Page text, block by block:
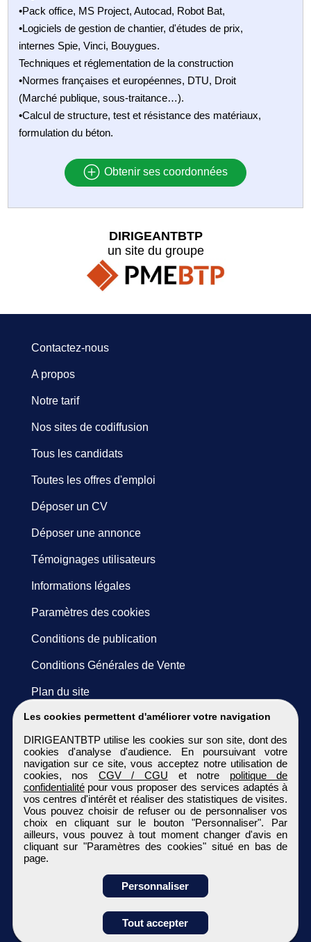
Obtenir ses
coordonnées
•Pack office, MS Project, Autocad, Robot Bat,
•Logiciels de gestion de chantier, d'études de prix,
internes Spie, Vinci, Bouygues.
Techniques et réglementation de la construction
•Normes françaises et européennes, DTU, Droit
(Marché publique, sous-traitance…).
•Calcul de structure, test et résistance des matériaux,
formulation du béton.
Obtenir ses coordonnées
Les cookies permettent d'améliorer votre navigation
DIRIGEANTBTP utilise les cookies sur son site, dont des
cookies d'analyse d'audience. En poursuivant votre
navigation sur ce site, vous acceptez notre utilisation de
cookies, nos CGV / CGU et notre politique de
confidentialitépour vous proposer des services adaptés à
vos centres d'intérêt et réaliser des statistiques de visites.
Vous pouvez choisir de refuser ou de personnaliser vos
choix en cliquant sur le bouton "Personnaliser". Par
ailleurs, vous pouvez à tout moment changer d'avis en
cliquant sur "Paramètres des cookies" situé en bas de
page.
Personnaliser
Tout accepter
DIRIGEANTBTP
un site du groupe
Contactez-nous
A propos
Notre tarif
Nos sites de codiffusion
Tous les candidats
Toutes les offres d'emploi
Déposer un CV
Déposer une annonce
Témoignages utilisateurs
Informations légales
Paramètres des cookies
Conditions de publication
Conditions Générales de Vente
Plan du site
DIRIGEANTBTP